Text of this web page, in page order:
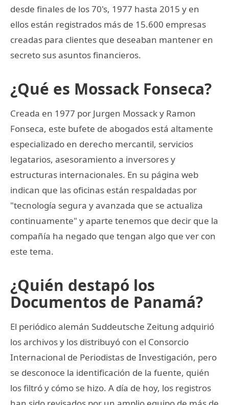
desde finales de los 70's, 1977 hasta 2015 y en
ellos están registrados más de 15.600 empresas
creadas para clientes que deseaban mantener en
secreto sus asuntos financieros.
¿Qué es Mossack Fonseca?
Creada en 1977 por Jurgen Mossack y Ramon
Fonseca, este bufete de abogados está altamente
especializado en derecho mercantil, servicios
legatarios, asesoramiento a inversores y
estructuras internacionales. En su página web
indican que las oficinas están respaldadas por
"tecnología segura y avanzada que se actualiza
continuamente" y aparte tenemos que decir que la
compañía ha negado que tengan algo que ver con
este tema.
¿Quién destapó los
Documentos de Panamá?
El periódico alemán Suddeutsche Zeitung adquirió
los archivos y los distribuyó con el Consorcio
Internacional de Periodistas de Investigación, pero
se desconoce la identificación de la fuente, quién
los filtró y cómo se hizo. A día de hoy, los registros